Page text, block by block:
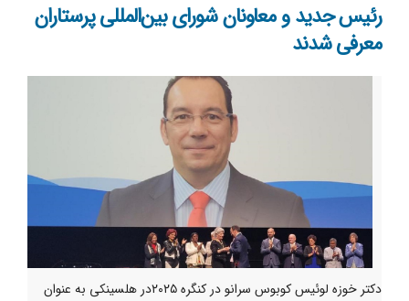
رئیس جدید و معاونان شورای بین‌المللی پرستاران
معرفی شدند
دکتر خوزه لوئیس کوبوس سرانو در کنگره ۲۰۲۵در هلسینکی به عنوان